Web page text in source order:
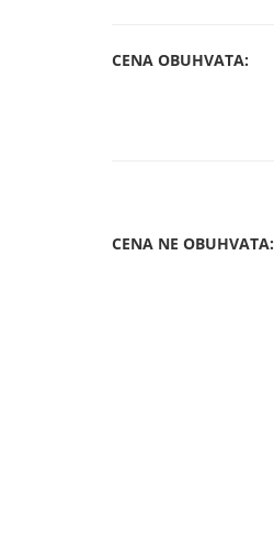
CENA OBUHVATA:
CENA NE OBUHVATA: